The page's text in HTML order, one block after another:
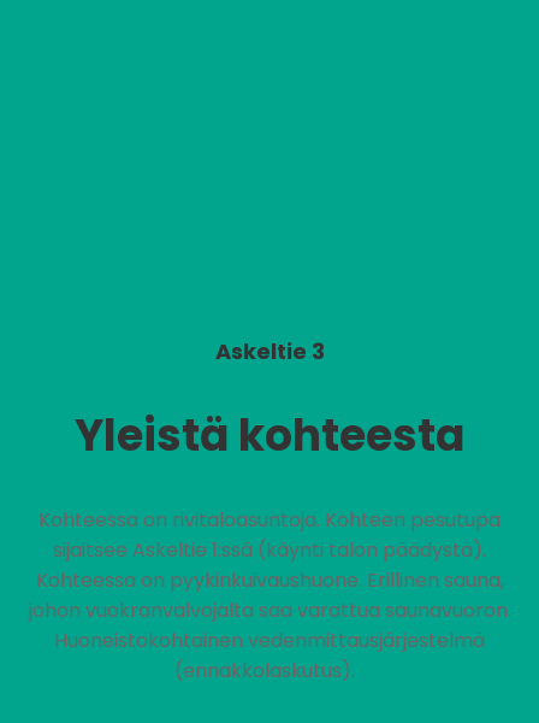
Askeltie 3
Yleistä kohteesta
Kohteessa on rivitaloasuntoja. Kohteen pesutupa
sijaitsee Askeltie 1:ssä (käynti talon päädystä).
Kohteessa on pyykinkuivaushuone. Erillinen sauna,
johon vuokranvalvojalta saa varattua saunavuoron.
Huoneistokohtainen vedenmittausjärjestelmä
(ennakkolaskutus).